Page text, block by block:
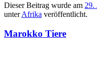
Dieser Beitrag wurde am 29.
unterAfrika veröffentlicht.
Marokko Tiere